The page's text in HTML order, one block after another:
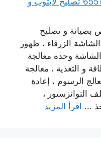
بصيانة و تصليح
الزرقاء ، ظهور
وحدة معالجة
و التغذية ، معالجة
الرسوم ، إعادة
التوانزستور ،
... اقرأ المزيد